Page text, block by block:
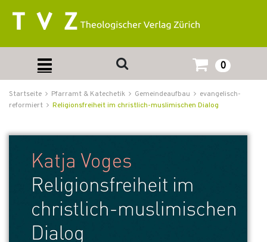
0
Startseite Pfarramt & Katechetik Gemeindeaufbau
evangelisch-
reformiert
Religionsfreiheit im christlich-muslimischen Dialog